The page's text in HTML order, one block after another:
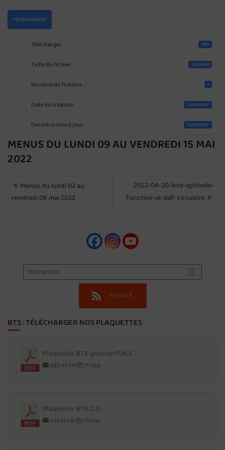
TÉLÉCHARGER
Télécharger 390
Taille du fichier 218.10 KB
Nombre de fichiers 1
Date de création 13/04/2022
Dernière mise à jour 13/04/2022
MENUS DU LUNDI 09 AU VENDREDI 15 MAI
2022
NAVIGATION
DE
L’ARTICLE
Menus du lundi 02 au
vendredi 06 mai 2022
2022-04-20-liste-aptitude-
fonction-at-ddf-circulaire
MÉTICE
BTS : TÉLÉCHARGER NOS PLAQUETTES
582.47 KB 1 file(s)
533.55 KB 1 file(s)